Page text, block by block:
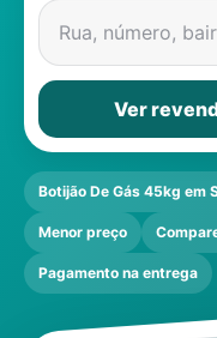
Rua, número,
Ver
Botijão De Gás 45kg em
Menor preço
Pagamento na entrega